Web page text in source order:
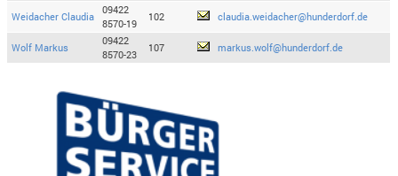
Weidacher Claudia
09422
8570-19
102 claudia.weidacher@hunderdorf.de
Wolf Markus
09422
8570-23
107 markus.wolf@hunderdorf.de